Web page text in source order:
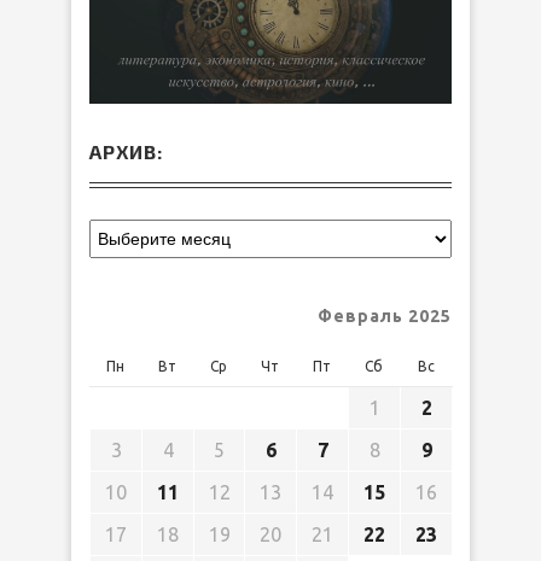
АРХИВ:
Февраль 2025
Пн Вт Ср Чт Пт Сб Вс
1
2
3
4 5 6 7 8
9
10
11 12 13 14 15
16
17
18 19 20 21 22
23